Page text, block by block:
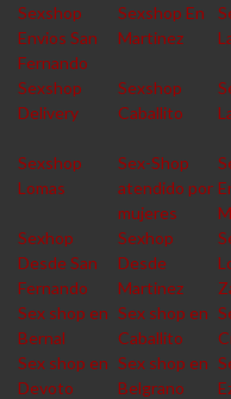
Sexshop
Envios San
Fernando
Sexshop En
Martinez
Sexshop
Delivery
Sexshop
Caballito
Sexshop
Lomas
Sex-Shop
atendido por
mujeres
Sexhop
Desde San
Fernando
Sexhop
Desde
Martinez
Sex shop en
Bernal
Sex shop en
Caballito
Sex shop en
Devoto
Sex shop en
Belgrano